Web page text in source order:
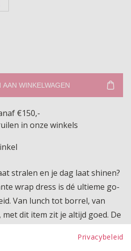
WINKELWAGEN
€150,-
in onze winkels
stralen en je dag laat shinen?
wrap dress is dé ultieme go-
Van lunch tot borrel, van
dit item zit je altijd goed. De
all day long.
Privacybeleid